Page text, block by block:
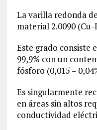
La varilla redonda
material2.0090(Cu-
Este grado consiste
99,9% con un
fósforo (0,015 –
Es singularmente
en áreas sin altos
conductividad